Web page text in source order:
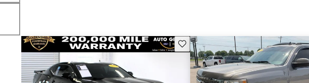
Guarda este Aviso